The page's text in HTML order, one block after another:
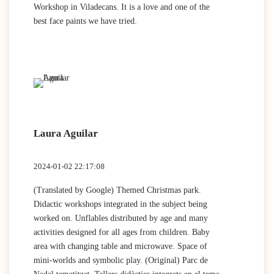
Workshop in Viladecans. It is a love and one of the
best face paints we have tried.
Laura Aguilar
2024-01-02 22:17:08
(Translated by Google) Themed Christmas park.
Didactic workshops integrated in the subject being
worked on. Unflables distributed by age and many
activities designed for all ages from children. Baby
area with changing table and microwave. Space of
mini-worlds and symbolic play. (Original) Parc de